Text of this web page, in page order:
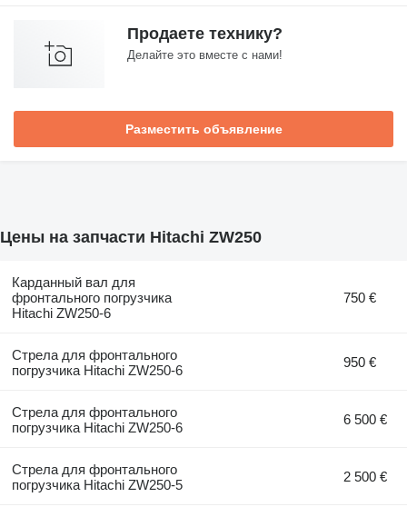
Продаете технику?
Делайте это вместе с нами!
Разместить объявление
Цены на запчасти Hitachi ZW250
Карданный вал для
фронтального погрузчика
Hitachi ZW250-6
750 €
Стрела для фронтального
погрузчика Hitachi ZW250-6
950 €
Стрела для фронтального
погрузчика Hitachi ZW250-6
6 500 €
Стрела для фронтального
погрузчика Hitachi ZW250-5
2 500 €